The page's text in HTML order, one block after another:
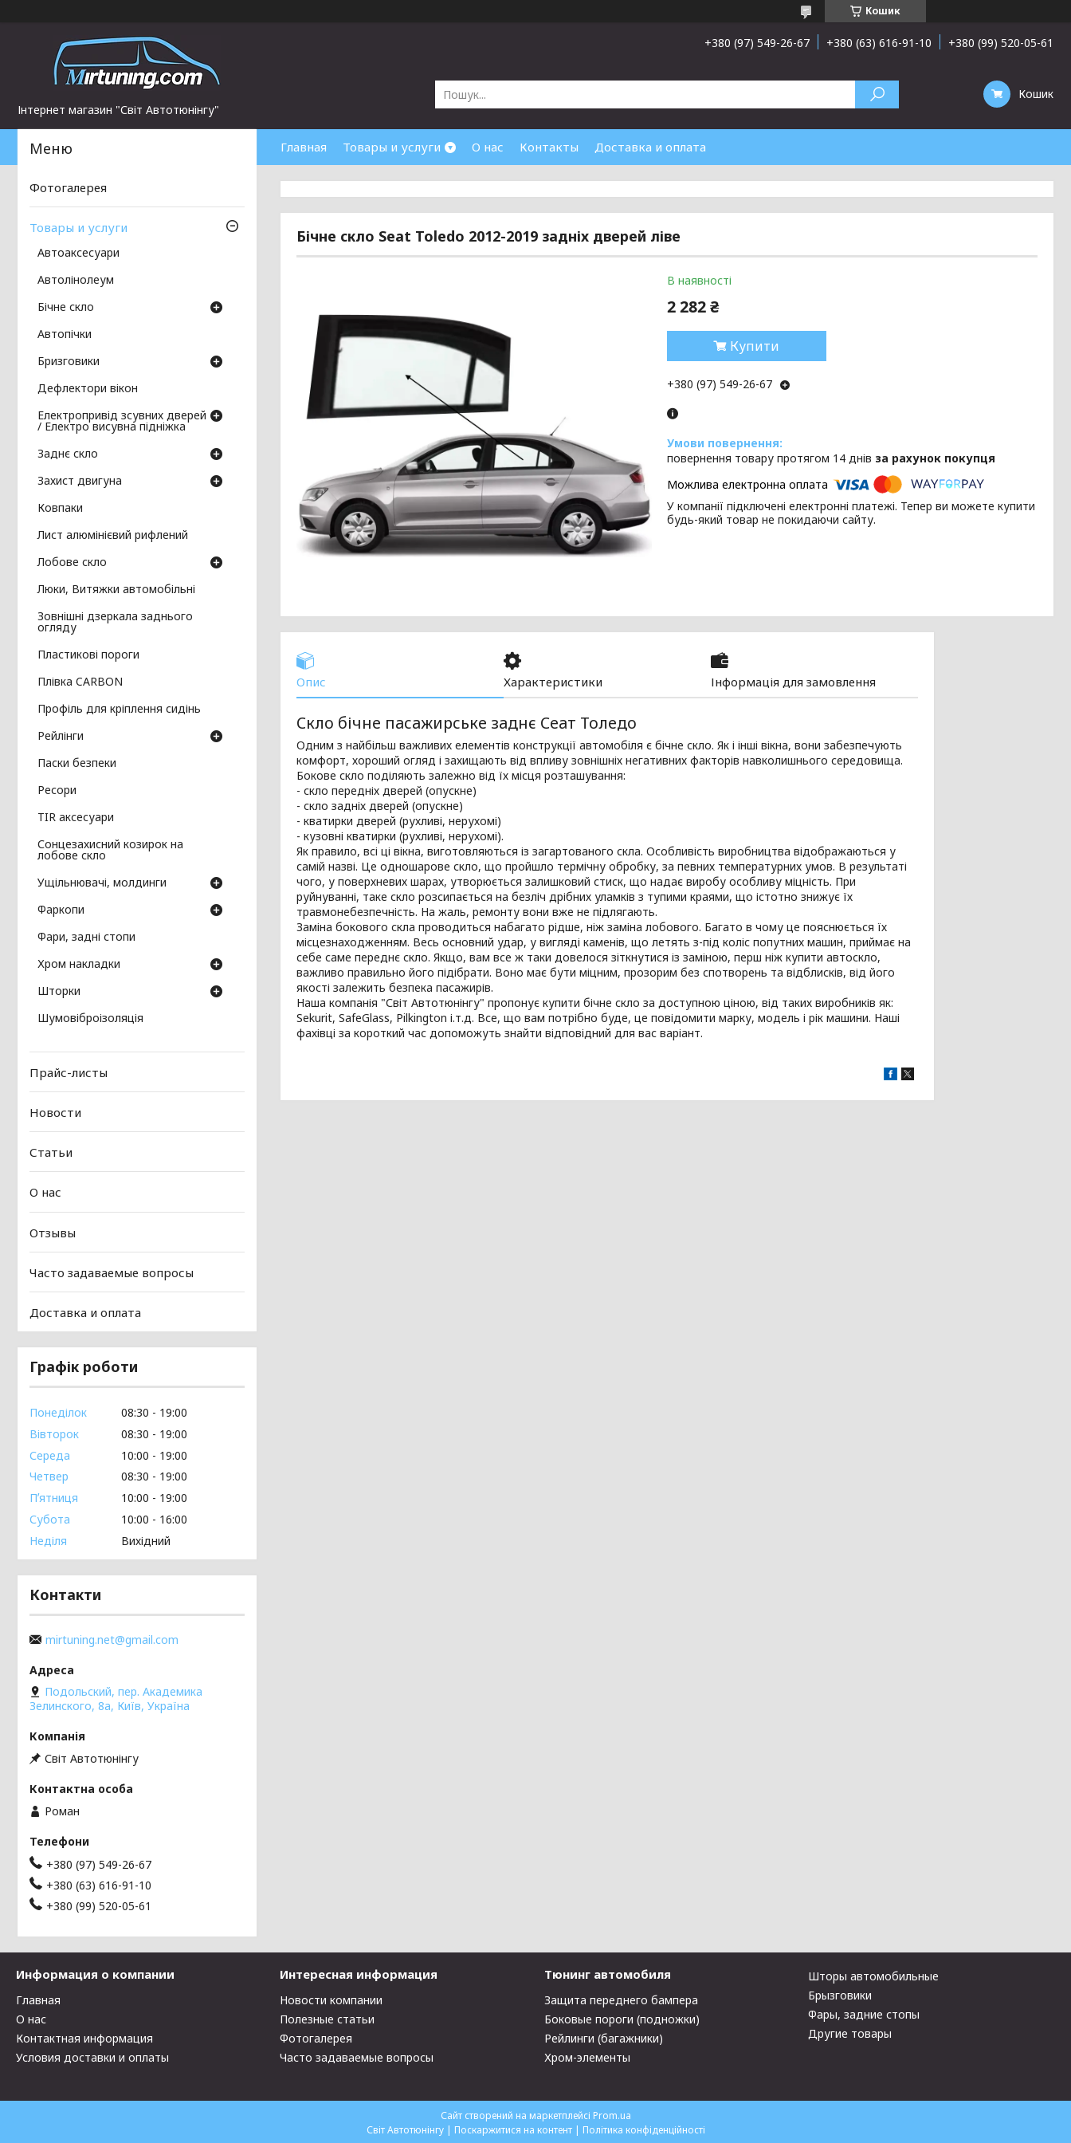
Кошик
Інтернет магазин "Світ Автотюнінгу"
+380 (97) 549-26-67 +380 (63) 616-91-10 +380 (99) 520-05-61
Кошик
Главная Товары и услуги О нас Контакты Доставка и оплата
Бічне скло Seat Toledo 2012-2019 задніх дверей ліве
В наявності
2 282 ₴
Купити
+380 (97) 549-26-67
повернення товару протягом 14 днів за рахунок покупця
У компанії підключені електронні платежі. Тепер ви можете купити
будь-який товар не покидаючи сайту.
Опис Характеристики Інформація для замовлення
Скло бічне пасажирське заднє Сеат Толедо
Одним з найбільш важливих елементів конструкції автомобіля є бічне скло. Як і інші вікна, вони забезпечують
комфорт, хороший огляд і захищають від впливу зовнішніх негативних факторів навколишнього середовища.
Бокове скло поділяють залежно від їх місця розташування:
- скло передніх дверей (опускне)
- скло задніх дверей (опускне)
- кватирки дверей (рухливі, нерухомі)
- кузовні кватирки (рухливі, нерухомі).
Як правило, всі ці вікна, виготовляються із загартованого скла. Особливість виробництва відображаються у
самій назві. Це одношарове скло, що пройшло термічну обробку, за певних температурних умов. В результаті
чого, у поверхневих шарах, утворюється залишковий стиск, що надає виробу особливу міцність. При
руйнуванні, таке скло розсипається на безліч дрібних уламків з тупими краями, що істотно знижує їх
травмонебезпечність. На жаль, ремонту вони вже не підлягають.
Заміна бокового скла проводиться набагато рідше, ніж заміна лобового. Багато в чому це пояснюється їх
місцезнаходженням. Весь основний удар, у вигляді каменів, що летять з-під коліс попутних машин, приймає на
себе саме переднє скло. Якщо, вам все ж таки довелося зіткнутися із заміною, перш ніж купити автоскло,
важливо правильно його підібрати. Воно має бути міцним, прозорим без спотворень та відблисків, від його
якості залежить безпека пасажирів.
Наша компанія "Світ Автотюнінгу" пропонує купити бічне скло за доступною ціною, від таких виробників як:
Sekurit, SafeGlass, Pilkington і.т.д. Все, що вам потрібно буде, це повідомити марку, модель і рік машини. Наші
фахівці за короткий час допоможуть знайти відповідний для вас варіант.
Фотогалерея
Товары и услуги
Автоаксесуари
Автолінолеум
Бічне скло
Автопічки
Бризговики
Дефлектори вікон
Електропривід зсувних дверей
/ Електро висувна підніжка
Заднє скло
Захист двигуна
Ковпаки
Лист алюмінієвий рифлений
Лобове скло
Люки, Витяжки автомобільні
Зовнішні дзеркала заднього
огляду
Пластикові пороги
Плівка CARBON
Профіль для кріплення сидінь
Рейлінги
Паски безпеки
Ресори
TIR аксесуари
Сонцезахисний козирок на
лобове скло
Ущільнювачі, молдинги
Фаркопи
Фари, задні стопи
Хром накладки
Шторки
Шумовіброізоляція
Прайс-листы
Новости
Статьи
О нас
Отзывы
Часто задаваемые вопросы
Доставка и оплата
Графік роботи
Понеділок 08:30
19:00
Вівторок
08:30
19:00
Середа
10:00
19:00
Четвер
08:30
19:00
Пʼятниця
10:00
19:00
Субота
10:00
16:00
Неділя
Вихідний
Контакти
mirtuning.net@gmail.com
Подольский, пер. Академика
Зелинского, 8а, Київ, Україна
Світ Автотюнінгу
Роман
+380 (97) 549-26-67
+380 (63) 616-91-10
+380 (99) 520-05-61
Информация о компании
Главная
О нас
Контактная информация
Условия доставки и оплаты
Интересная информация
Новости компании
Полезные статьи
Фотогалерея
Часто задаваемые вопросы
Тюнинг автомобиля
Защита переднего бампера
Боковые пороги (подножки)
Рейлинги (багажники)
Хром-элементы
Шторы автомобильные
Брызговики
Фары, задние стопы
Другие товары
Сайт створений на маркетплейсі Prom.ua
Світ Автотюнінгу | Поскаржитися на контент | Політика конфіденційності